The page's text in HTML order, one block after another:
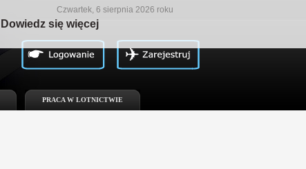
Czwartek, 6 sierpnia 2026 roku
PRACA W LOTNICTWIE
Dowiedz się więcej